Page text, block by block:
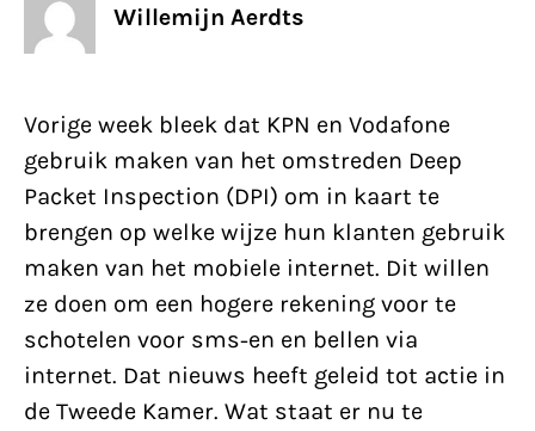
Willemijn Aerdts
Vorige week bleek dat KPN en Vodafone
gebruik maken van het omstreden Deep
Packet Inspection (DPI) om in kaart te
brengen op welke wijze hun klanten gebruik
maken van het mobiele internet. Dit willen
ze doen om een hogere rekening voor te
schotelen voor sms-en en bellen via
internet. Dat nieuws heeft geleid tot actie in
de Tweede Kamer. Wat staat er nu te